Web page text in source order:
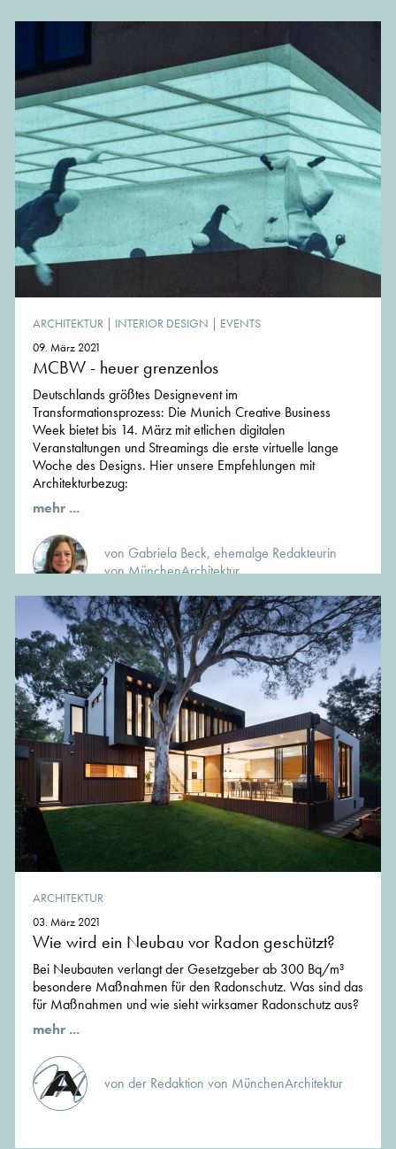
ARCHITEKTUR | INTERIOR DESIGN | EVENTS
09. März 2021
MCBW - heuer grenzenlos
Deutschlands größtes Designevent im
Transformationsprozess: Die Munich Creative Business
Week bietet bis 14. März mit etlichen digitalen
Veranstaltungen und Streamings die erste virtuelle lange
Woche des Designs. Hier unsere Empfehlungen mit
Architekturbezug:
mehr ...
von Gabriela Beck, ehemalge Redakteurin
von MünchenArchitektur
ARCHITEKTUR
03. März 2021
Wie wird ein Neubau vor Radon geschützt?
Bei Neubauten verlangt der Gesetzgeber ab 300 Bq/m³
besondere Maßnahmen für den Radonschutz. Was sind das
für Maßnahmen und wie sieht wirksamer Radonschutz aus?
mehr ...
von der Redaktion von MünchenArchitektur